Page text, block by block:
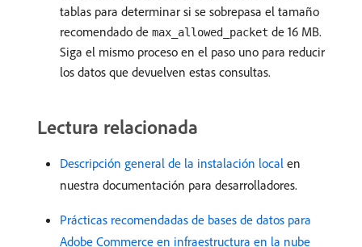
tablas para determinar si se sobrepasa el tamaño
recomendado de max_allowed_packet de 16 MB.
Siga el mismo proceso en el paso uno para reducir
los datos que devuelven estas consultas.
Lectura relacionada
Descripción general de la instalación local en
nuestra documentación para desarrolladores.
Prácticas recomendadas de bases de datos para
Adobe Commerce en infraestructura en la nube